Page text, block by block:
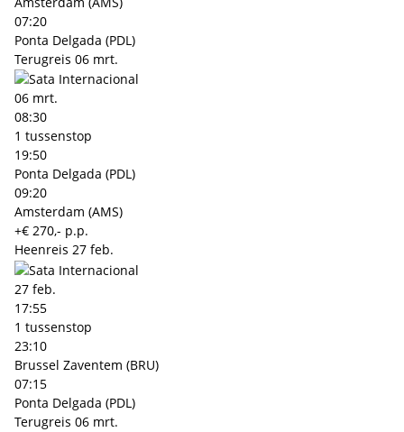
07:20
Ponta Delgada (PDL)
Terugreis 06 mrt.
06 mrt.
08:30
1 tussenstop
19:50
Ponta Delgada (PDL)
09:20
Amsterdam (AMS)
+€ 270,- p.p.
Heenreis 27 feb.
27 feb.
17:55
1 tussenstop
23:10
Brussel Zaventem (BRU)
07:15
Ponta Delgada (PDL)
Terugreis 06 mrt.